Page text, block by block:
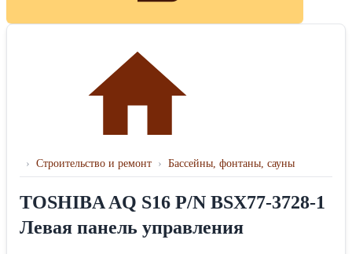
› Строительство и ремонт › Бассейны, фонтаны, сауны
TOSHIBA AQ S16 P/N BSX77-3728-1
Левая панель управления